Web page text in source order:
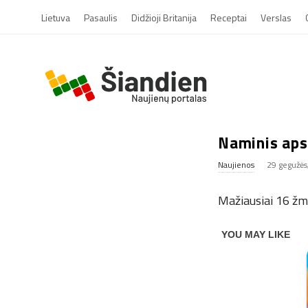
Lietuva Pasaulis Didžioji Britanija Receptai Verslas
S
Naminis
Naujienos 29
Mažiausiai 16